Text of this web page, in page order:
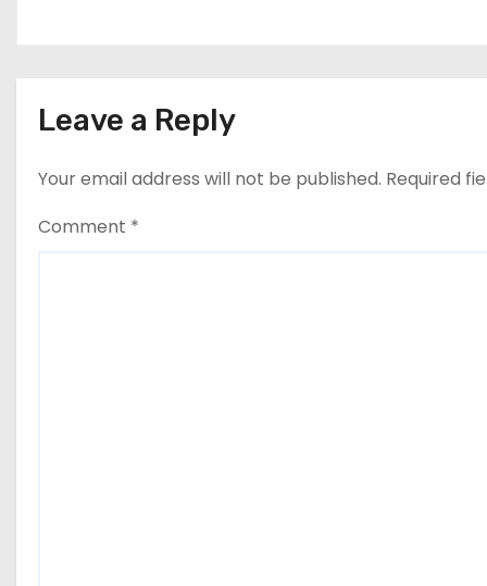
Leave a Reply
Your email address will not be published. Required
Comment *